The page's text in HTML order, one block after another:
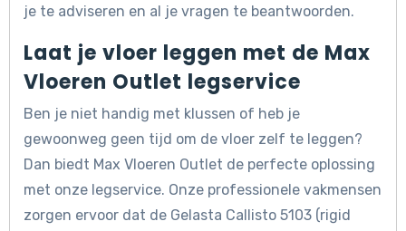
je te adviseren en al je vragen te beantwoorden.
Laat je vloer leggen met de Max
Vloeren Outlet legservice
Ben je niet handig met klussen of heb je
gewoonweg geen tijd om de vloer zelf te leggen?
Dan biedt Max Vloeren Outlet de perfecte oplossing
met onze legservice. Onze professionele vakmensen
zorgen ervoor dat de Gelasta Callisto 5103 (rigid